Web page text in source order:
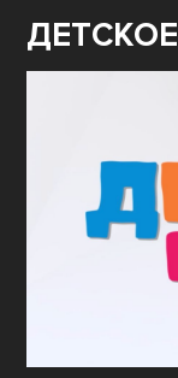
ДЕТСКОЕ